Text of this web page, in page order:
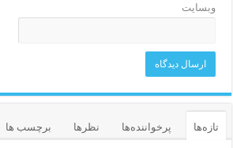
وبسایت
تازه‌ها پرخواننده‌ها نظرها برچسب ها